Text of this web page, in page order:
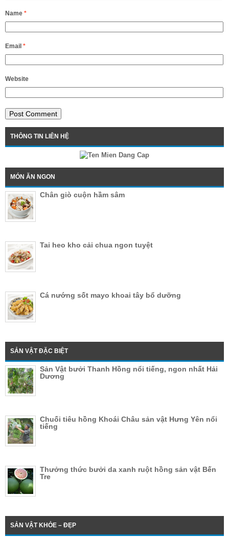
Name *
Email *
Website
THÔNG TIN LIÊN HỆ
MÓN ĂN NGON
Chân giò cuộn hầm sâm
Tai heo kho cải chua ngon tuyệt
Cá nướng sốt mayo khoai tây bổ dưỡng
SẢN VẬT ĐẶC BIỆT
Sản Vật bưởi Thanh Hồng nổi tiếng, ngon nhất Hải
Dương
Chuối tiêu hồng Khoái Châu sản vật Hưng Yên nổi
tiếng
Thưởng thức bưởi da xanh ruột hồng sản vật Bến
Tre
SẢN VẬT KHỎE – ĐẸP